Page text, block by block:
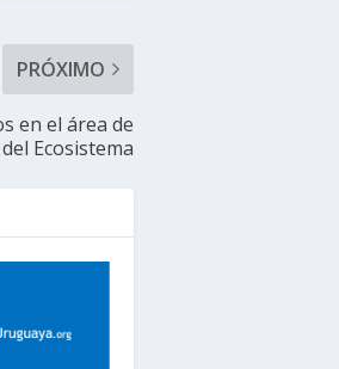
PRÓXIMO
en el área de
Ecosistema